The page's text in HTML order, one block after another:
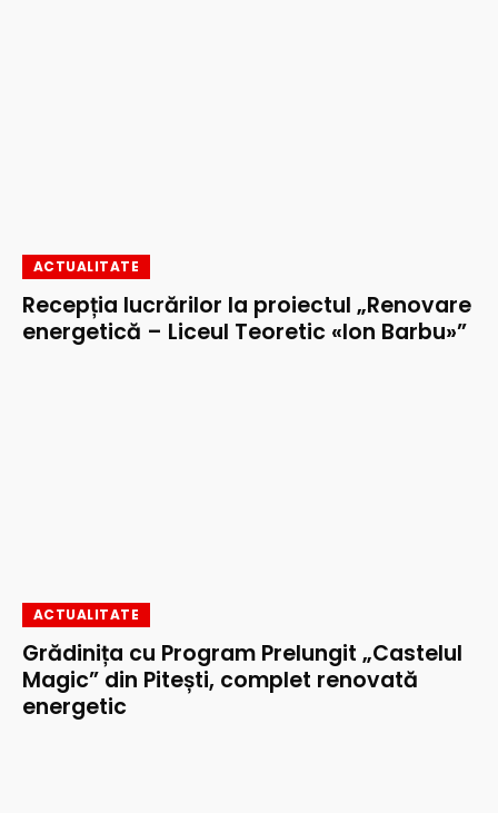
ACTUALITATE
Recepția lucrărilor la proiectul „Renovare
energetică – Liceul Teoretic «Ion Barbu»”
ACTUALITATE
Grădinița cu Program Prelungit „Castelul
Magic” din Pitești, complet renovată
energetic